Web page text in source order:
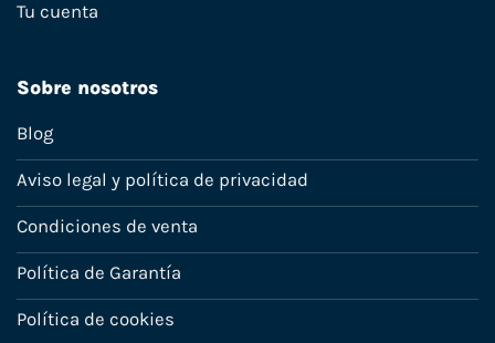
Tu cuenta
Sobre nosotros
Blog
Aviso legal y política de privacidad
Condiciones de venta
Política de Garantía
Política de cookies